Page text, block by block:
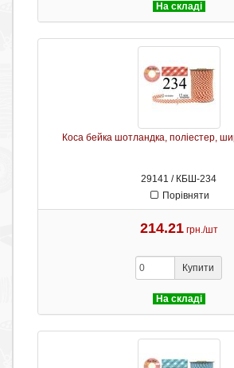
На складі
Коса бейка шотландка, поліестер,
29141 / КБШ-234
Порівняти
214.21 грн./шт
Купити
На складі